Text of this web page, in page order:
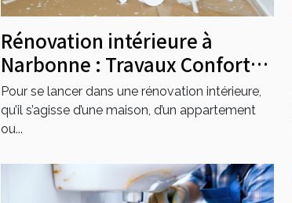
Rénovation intérieure à
Narbonne : Travaux Confort
est l’entreprise de référence !
Pour se lancer dans une rénovation intérieure,
qu’il s’agisse d’une maison, d’un appartement
ou...